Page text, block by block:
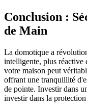
Conclusion :
de Main
La domotique a
intelligente, plus réactive
votre maison peut
offrant une tranquillité
de pointe. Investir dans
investir dans la